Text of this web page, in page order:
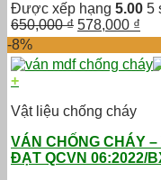
Được xếp hạng 5.00 5
650,000₫ Giá
gốc
là:
650,000 ₫.
578,000 ₫
tại
là:
-8%
+
Vật liệu chống cháy
VÁN CHỐNG CHÁY
ĐẠT QCVN 06:2022/